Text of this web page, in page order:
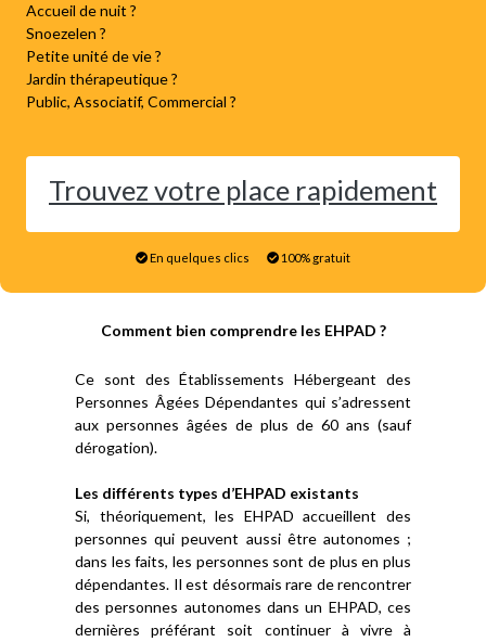
Accueil de nuit ?
Snoezelen ?
Petite unité de vie ?
Jardin thérapeutique ?
Public, Associatif, Commercial ?
Trouvez votre place rapidement
En quelques clics 100% gratuit
Comment bien comprendre les EHPAD ?
Ce sont des Établissements Hébergeant des
Personnes Âgées Dépendantes qui s’adressent
aux personnes âgées de plus de 60 ans (sauf
dérogation).
Les différents types d’EHPAD existants
Si, théoriquement, les EHPAD accueillent des
personnes qui peuvent aussi être autonomes ;
dans les faits, les personnes sont de plus en plus
dépendantes. Il est désormais rare de rencontrer
des personnes autonomes dans un EHPAD, ces
dernières préférant soit continuer à vivre à